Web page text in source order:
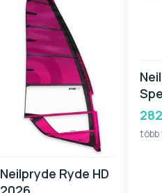
Neilpryde Ryde HD